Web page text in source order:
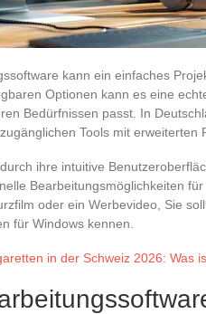
kann ein einfaches
Optionen kann es eine
Bedürfnissen passt. In
Tools mit erweiterten
ihre intuitive
Bearbeitungsmöglichkeiten
oder ein Werbevideo, Sie
für Windows kennen.
in der Schweiz 2026: Was